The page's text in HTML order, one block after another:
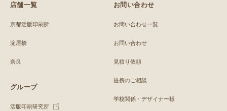
店舗一覧
京都活版印刷所
淀屋橋
奈良
グループ
活版印刷研究所
お問い合わせ
お問い合わせ一覧
お問い合わせ
見積り依頼
提携のご相談
学校関係・デザイナー様